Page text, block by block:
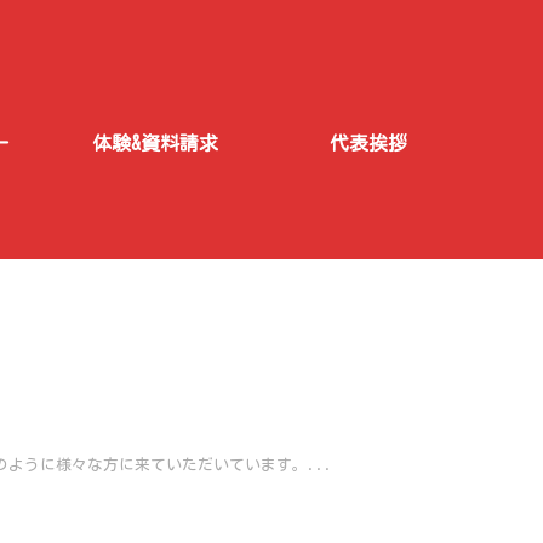
体験&資料請求 代表挨拶
ように様々な方に来ていただいています。...